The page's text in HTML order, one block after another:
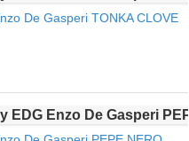
De Gasperi TONKA CLOVE